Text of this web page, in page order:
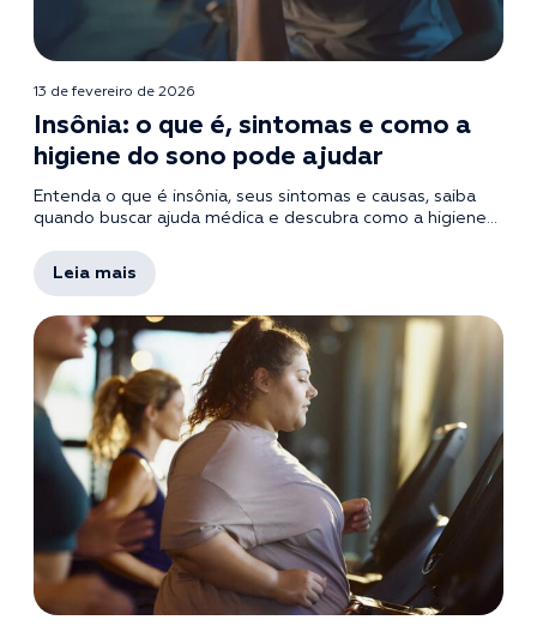
13 de fevereiro de 2026
Insônia: o que é, sintomas e como a
higiene do sono pode ajudar
Entenda o que é insônia, seus sintomas e causas, saiba
quando buscar ajuda médica e descubra como a higiene...
Leia mais